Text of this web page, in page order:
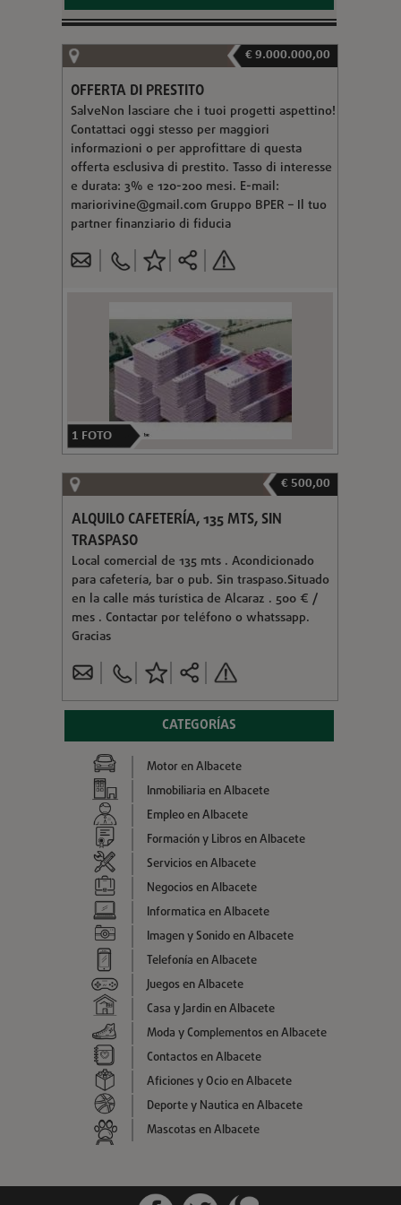
€ 9.000.000,00
OFFERTA DI PRESTITO
SalveNon lasciare che i tuoi progetti aspettino!
Contattaci oggi stesso per maggiori
informazioni o per approfittare di questa
offerta esclusiva di prestito. Tasso di interesse
e durata: 3% e 120-200 mesi. E-mail:
mariorivine@gmail.com Gruppo BPER – Il tuo
partner finanziario di fiducia
1 FOTO
€ 500,00
ALQUILO CAFETERÍA, 135 MTS, SIN
TRASPASO
Local comercial de 135 mts . Acondicionado
para cafetería, bar o pub. Sin traspaso.Situado
en la calle más turística de Alcaraz . 500 € /
mes . Contactar por teléfono o whatssapp.
Gracias
CATEGORÍAS
Motor en Albacete
Inmobiliaria en Albacete
Empleo en Albacete
Formación y Libros en Albacete
Servicios en Albacete
Negocios en Albacete
Informatica en Albacete
Imagen y Sonido en Albacete
Telefonía en Albacete
Juegos en Albacete
Casa y Jardin en Albacete
Moda y Complementos en Albacete
Contactos en Albacete
Aficiones y Ocio en Albacete
Deporte y Nautica en Albacete
Mascotas en Albacete